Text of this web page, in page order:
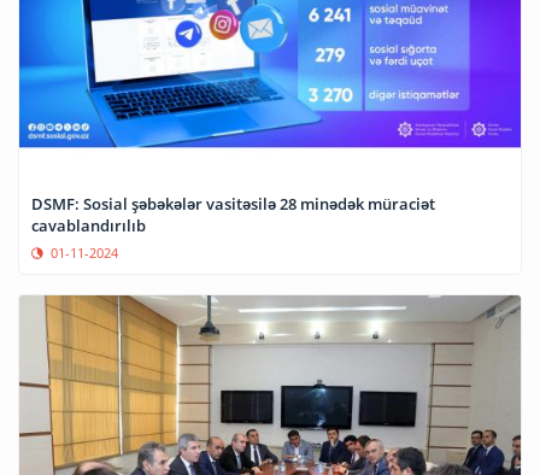
DSMF: Sosial şəbəkələr vasitəsilə 28 minədək müraciət
cavablandırılıb
01-11-2024